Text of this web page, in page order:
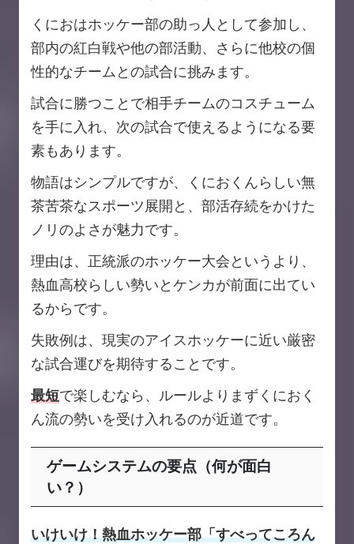
くにおはホッケー部の助っ人として参加し、
部内の紅白戦や他の部活動、さらに他校の個
性的なチームとの試合に挑みます。
試合に勝つことで相手チームのコスチューム
を手に入れ、次の試合で使えるようになる要
素もあります。
物語はシンプルですが、くにおくんらしい無
茶苦茶なスポーツ展開と、部活存続をかけた
ノリのよさが魅力です。
理由は、正統派のホッケー大会というより、
熱血高校らしい勢いとケンカが前面に出てい
るからです。
失敗例は、現実のアイスホッケーに近い厳密
な試合運びを期待することです。
最短で楽しむなら、ルールよりまずくにおく
ん流の勢いを受け入れるのが近道です。
ゲームシステムの要点（何が面白
い？）
いけいけ！熱血ホッケー部「すべってころん